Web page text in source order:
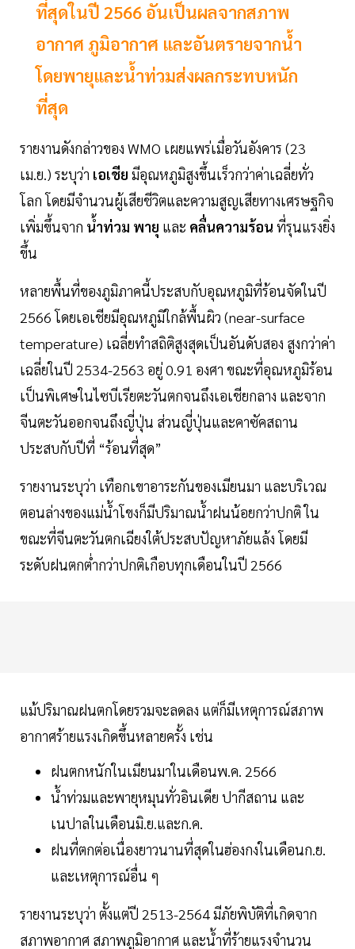
ที่สุดในปี 2566 อันเป็นผลจากสภาพ
อากาศ ภูมิอากาศ และอันตรายจากน้ำ
โดยพายุและน้ำท่วมส่งผลกระทบหนัก
ที่สุด
รายงานดังกล่าวของ WMO เผยแพร่เมื่อวันอังคาร (23
เม.ย.) ระบุว่า เอเชีย มีอุณหภูมิสูงขึ้นเร็วกว่าค่าเฉลี่ยทั่ว
โลก โดยมีจำนวนผู้เสียชีวิตและความสูญเสียทางเศรษฐกิจ
เพิ่มขึ้นจาก น้ำท่วม พายุ และ คลื่นความร้อน ที่รุนแรงยิ่ง
ขึ้น
หลายพื้นที่ของภูมิภาคนี้ประสบกับอุณหภูมิที่ร้อนจัดในปี
2566 โดยเอเชียมีอุณหภูมิใกล้พื้นผิว (near-surface
temperature) เฉลี่ยทำสถิติสูงสุดเป็นอันดับสอง สูงกว่าค่า
เฉลี่ยในปี 2534-2563 อยู่ 0.91 องศา ขณะที่อุณหภูมิร้อน
เป็นพิเศษในไซบีเรียตะวันตกจนถึงเอเชียกลาง และจาก
จีนตะวันออกจนถึงญี่ปุ่น ส่วนญี่ปุ่นและคาซัคสถาน
ประสบกับปีที่ “ร้อนที่สุด”
รายงานระบุว่า เทือกเขาอาระกันของเมียนมา และบริเวณ
ตอนล่างของแม่น้ำโขงก็มีปริมาณน้ำฝนน้อยกว่าปกติ ใน
ขณะที่จีนตะวันตกเฉียงใต้ประสบปัญหาภัยแล้ง โดยมี
ระดับฝนตกต่ำกว่าปกติเกือบทุกเดือนในปี 2566
แม้ปริมาณฝนตกโดยรวมจะลดลง แต่ก็มีเหตุการณ์สภาพ
อากาศร้ายแรงเกิดขึ้นหลายครั้ง เช่น
ฝนตกหนักในเมียนมาในเดือนพ.ค. 2566
น้ำท่วมและพายุหมุนทั่วอินเดีย ปากีสถาน และ
เนปาลในเดือนมิ.ย.และก.ค.
ฝนที่ตกต่อเนื่องยาวนานที่สุดในฮ่องกงในเดือนก.ย.
และเหตุการณ์อื่น ๆ
รายงานระบุว่า ตั้งแต่ปี 2513-2564 มีภัยพิบัติที่เกิดจาก
สภาพอากาศ สภาพภูมิอากาศ และน้ำที่ร้ายแรงจำนวน